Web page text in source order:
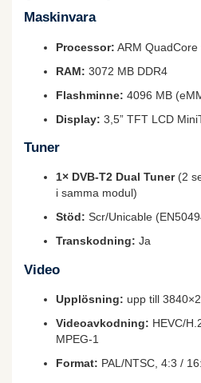
Maskinvara
Processor: ARM
RAM: 3072 MB DDR4
Flashminne: 4096 MB
Display: 3,5” TFT LCD
Tuner
1× DVB-T2 Dual Tuner(2
i samma modul)
Stöd: Scr/Unicable
Transkodning: Ja
Video
Upplösning: upp till
Videoavkodning: HEVC/
MPEG-1
Format: PAL/NTSC, 4:3 /